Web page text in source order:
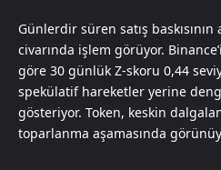
Günlerdir süren satış baskısının
civarında işlem görüyor.
göre 30 günlük Z-skoru 0,44
spekülatif hareketler yerine
gösteriyor. Token, keskin
toparlanma aşamasında